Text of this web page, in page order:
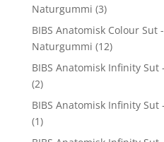
Naturgummi (3)
BIBS Anatomisk Colour Sut
Naturgummi (12)
BIBS Anatomisk Infinity Sut
(2)
BIBS Anatomisk Infinity Sut
(1)